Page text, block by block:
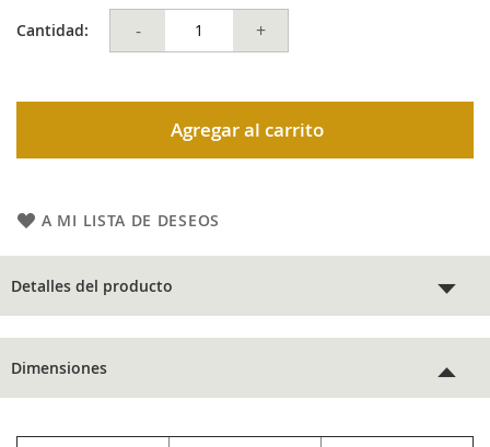
Cantidad: - +
Agregar al carrito
A MI LISTA DE DESEOS
Detalles del producto
Dimensiones